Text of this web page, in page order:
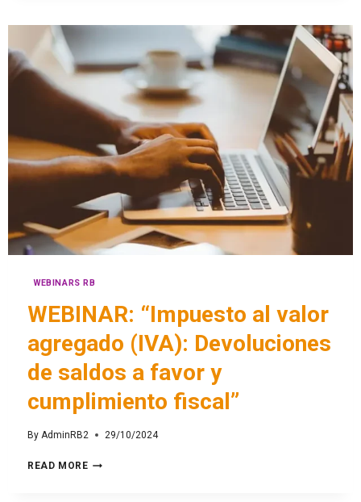
WEBINARS RB
WEBINAR: “Impuesto al valor
agregado (IVA): Devoluciones
de saldos a favor y
cumplimiento fiscal”
By AdminRB2 29/10/2024
READ MORE